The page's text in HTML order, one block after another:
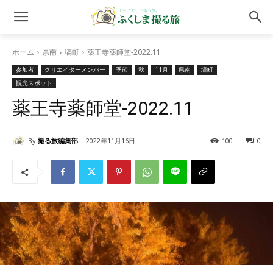
ホーム 県南 塙町 薬王寺薬師堂-2022.11
参加者 クリエイターメンバー 季節 秋 11月 県南
塙町
観光スポット
薬王寺薬師堂-2022.11
By 撮る旅編集部 2022年11月16日 0
100